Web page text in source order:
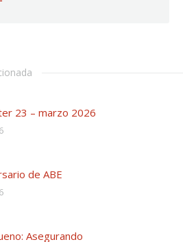
23 – marzo 2026
de ABE
Asegurando